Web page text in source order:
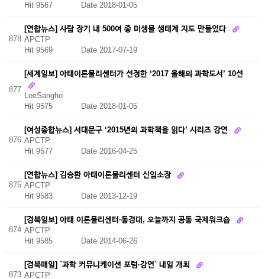
Hit 9567
Date 2018-01-05
878
[연합뉴스] 사람 장기 내 500여 종 미생물 생태계 지도 만들었다
APCTP
Hit 9569
Date 2017-07-19
877
[세계일보] 아태이론물리센터가 선정한 ‘2017 올해의 과학도서’ 10선
LeeSangho
Hit 9575 Date 2018-01-05
876
[여성종합뉴스] 서대문구 ‘2015년의 과학책을 읽다’ 시리즈 강연
APCTP
Hit 9577
Date 2016-04-25
875
[연합뉴스] 김승환 아태이론물리센터 신임소장
APCTP
Hit 9583
Date 2013-12-19
874
[경북일보] 아태 이론물리센터·동경대, 오늘까지 공동 국제워크숍
APCTP
Hit 9585
Date 2014-06-26
873
[경북매일] `과학 커뮤니케이션 포럼·강연` 내일 개최
APCTP